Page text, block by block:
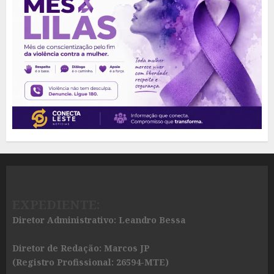
Diretor Administrativo: Leandro Bessa
Diretor de Redação: Marcos JP
(Registro Profissional: 26594-MTE)